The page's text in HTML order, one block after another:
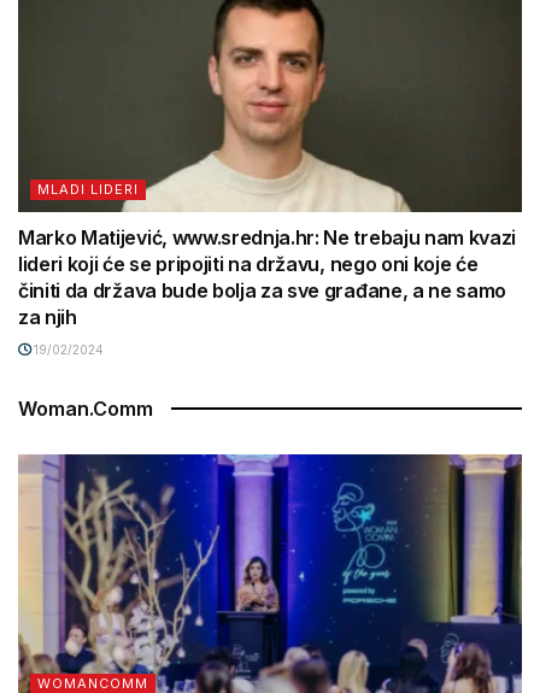
MLADI LIDERI
Marko Matijević, www.srednja.hr: Ne trebaju nam kvazi
lideri koji će se pripojiti na državu, nego oni koje će
činiti da država bude bolja za sve građane, a ne samo
za njih
19/02/2024
Woman.Comm
WOMANCOMM